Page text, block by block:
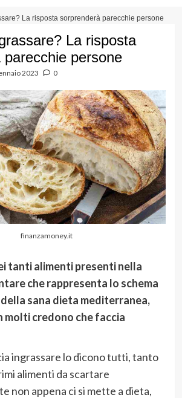
La risposta sorprenderà parecchie persone
La risposta
parecchie persone
2023 0
finanzamoney.it
tanti alimenti presenti nella
che rappresenta lo schema
sana dieta mediterranea,
molti credono che faccia
ingrassare lo dicono tutti, tanto
alimenti da scartare
non appena ci si mette a dieta,